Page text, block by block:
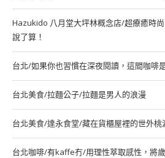
Hazukido 八月堂大坪林概念店/超療癒時
說了算！
台北/如果你也習慣在深夜閱讀，這間咖啡
台北美食/拉麵公子/拉麵是男人的浪漫
台北美食/達永食堂/藏在貨櫃屋裡的世外桃
台北咖啡/有kaffe冇/用理性萃取感性，將